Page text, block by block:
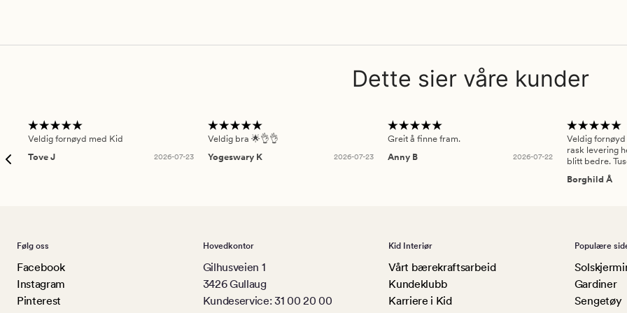
Dette sier våre kunder
Veldig fornøyd med Kid
Tove J
2026-07-23
Veldig bra 🌟👌👌
Yogeswary K
2026-07-23
Greit å finne fram.
Anny B
2026-07-22
Veldig
rask levering
blitt bedre.
Borghild Å
Følg oss
Facebook
Instagram
Pinterest
Hovedkontor
Gilhusveien 1
3426 Gullaug
Kundeservice: 31 00 20 00
Kid Interiør
Vårt bærekraftsarbeid
Kundeklubb
Karriere i Kid
Populære
Gardiner
Sengetøy